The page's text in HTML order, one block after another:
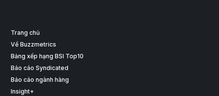
Trang chủ
Về Buzzmetrics
Bảng xếp hạng BSI Top10
Báo cáo Syndicated
Báo cáo ngành hàng
Insight+